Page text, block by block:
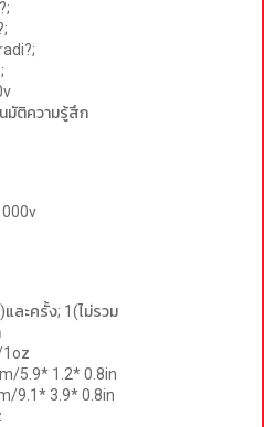
มัติความรู้สึก
ละครั้ง; 1(ไม่รวม
5.9* 1.2* 0.8in
9.1* 3.9* 0.8in